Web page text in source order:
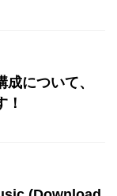
成について、
！